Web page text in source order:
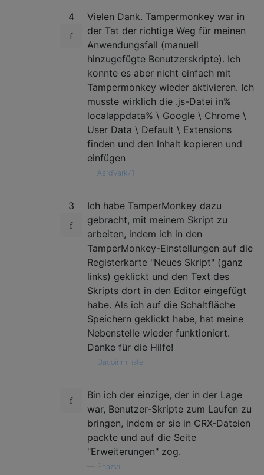
4
Vielen Dank. Tampermonkey war in
der Tat der richtige Weg für meinen
Anwendungsfall (manuell
hinzugefügte Benutzerskripte). Ich
konnte es aber nicht einfach mit
Tampermonkey wieder aktivieren. Ich
musste wirklich die .js-Datei in%
localappdata% \ Google \ Chrome \
User Data \ Default \ Extensions
finden und den Inhalt kopieren und
einfügen
AardVark71
3
Ich habe TamperMonkey dazu
gebracht, mit meinem Skript zu
arbeiten, indem ich in den
TamperMonkey-Einstellungen auf die
Registerkarte "Neues Skript" (ganz
links) geklickt und den Text des
Skripts dort in den Editor eingefügt
habe. Als ich auf die Schaltfläche
Speichern geklickt habe, hat meine
Nebenstelle wieder funktioniert.
Danke für die Hilfe!
Dacoinminster
Bin ich der einzige, der in der Lage
war, Benutzer-Skripte zum Laufen zu
bringen, indem er sie in CRX-Dateien
packte und auf die Seite
"Erweiterungen" zog.
Shazvi